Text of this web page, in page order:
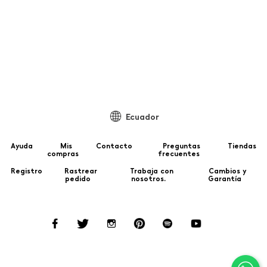
Ecuador
Ayuda
Mis
compras
Contacto
Preguntas
frecuentes
Tiendas
Registro
Rastrear
pedido
Trabaja con
nosotros.
Cambios y
Garantía